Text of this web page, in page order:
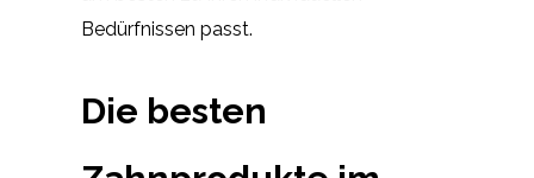
Bedürfnissen passt.
Die besten